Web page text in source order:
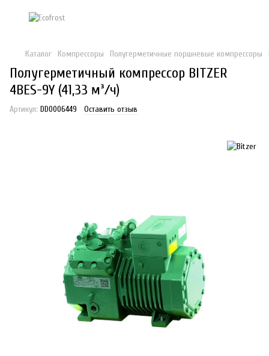
Каталог Компрессоры Полугерметичные поршневые компрессоры
Полугерметичный компрессор BITZER
4BES-9Y (41,33 м³/ч)
Артикул: DD0006449 Оставить отзыв